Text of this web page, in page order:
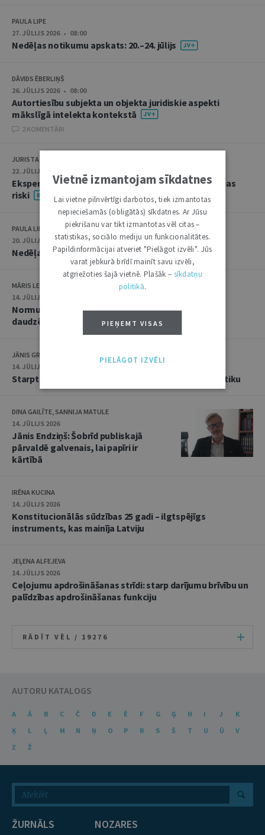
PAULA LIPE
27. JŪLIJS 2026 • 08:00
Nedēļas notikumu apskats: 20.–24. jūlijs
DĀVIDS ĒBERLIŅŠ
26. JŪLIJS 2026 • 08:00
Autortiesību subjekta un objekta juridiskie aspekti
mākslīgā intelekta kontekstā
2 KOMENTĀRI
JURISTA VĀRDS
22. JŪLIJS 2026 • 14:00
Ekspertu saruna jūlijā: krimināltiesības un būvniecības
riski
PAULA LIPE
20. JŪLIJS 2026 • 16:05
Nedēļas notikumu apskats: 13.–17. jūlijs
MĀRIS LEJA
14. JŪLIJS 2026
Normu konkurences un noziedzīgu nodarījumu
daudzējādības problemātika
JĀNIS GRASIS
14. JŪLIJS 2026
Starptautiskās tiesības: mazās valstis pret reālpolitiku
DINA GAILĪTE, SANNIJA MATULE
14. JŪLIJS 2026
Jānis Endziņš: Šobrīd publiskajā
pārvaldē galvenais, lai papīri ir
kārtībā
IRĒNA KUCINA
14. JŪLIJS 2026
Konstitucionālās sūdzības 25 gadi – ilgtspējīgs
instruments, kas mainīja Latviju
JEĻENA ALFEJEVA
14. JŪLIJS 2026
Ceļojumu apdrošināšanas strīdi: starp darījumu brīvību un
palīdzības apdrošināšanas funkciju
RĀDĪT VĒL / 19276
AUTORU KATALOGS
A Ā B C Č D E Ē F G Ģ H I J
K
Ķ
L Ļ M N Ņ O P R S Š T U Ū
V
Z
Ž
ŽURNĀLS
NOZARES
Vietnē izmantojam sīkdatnes
Lai vietne pilnvērtīgi darbotos, tiek izmantotas
nepieciešamās (obligātās) sīkdatnes. Ar Jūsu
piekrišanu var tikt izmantotas vēl citas –
statistikas, sociālo mediju un funkcionalitātes.
Papildinformācijai atveriet "Pielāgot izvēli". Jūs
varat jebkurā brīdī mainīt savu izvēli,
atgriežoties šajā vietnē. Plašāk – sīkdatņu
politikā.
PIEŅEMT VISAS
PIELĀGOT IZVĒLI